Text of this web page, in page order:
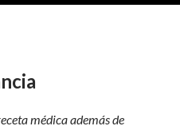
médica además de